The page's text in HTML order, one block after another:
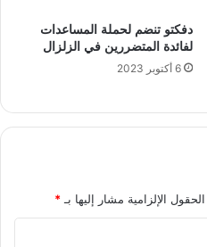
دفكتو تنضم لحملة المساعدات
لفائدة المتضررين في الزلزال
6 أكتوبر 2023
الحقول الإلزامية مشار إليها بـ *